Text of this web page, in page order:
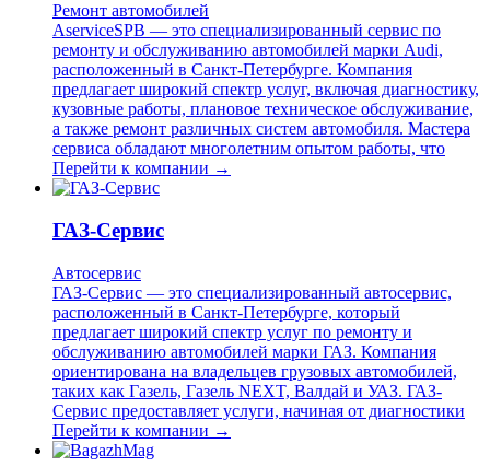
Ремонт автомобилей
AserviceSPB — это специализированный сервис по
ремонту и обслуживанию автомобилей марки Audi,
расположенный в Санкт-Петербурге. Компания
предлагает широкий спектр услуг, включая диагностику,
кузовные работы, плановое техническое обслуживание,
а также ремонт различных систем автомобиля. Мастера
сервиса обладают многолетним опытом работы, что
Перейти к компании →
ГАЗ-Сервис
Автосервис
ГАЗ-Сервис — это специализированный автосервис,
расположенный в Санкт-Петербурге, который
предлагает широкий спектр услуг по ремонту и
обслуживанию автомобилей марки ГАЗ. Компания
ориентирована на владельцев грузовых автомобилей,
таких как Газель, Газель NEXT, Валдай и УАЗ. ГАЗ-
Сервис предоставляет услуги, начиная от диагностики
Перейти к компании →